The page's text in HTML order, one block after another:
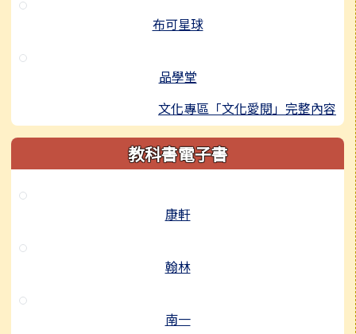
布可星球
品學堂
文化專區「文化愛閱」完整內容
教科書電子書
康軒
翰林
南一